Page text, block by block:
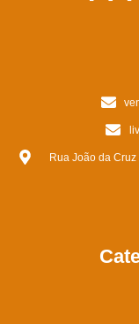
Rua João da